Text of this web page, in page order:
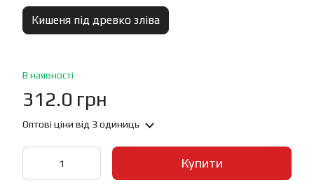
Кишеня під древко зліва
В наявності
312.0 грн
Оптові ціни від 3 одиниць
Купити